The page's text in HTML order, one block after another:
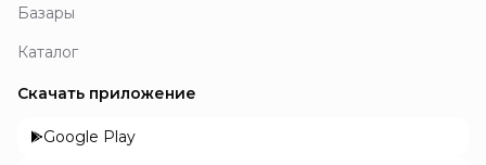
Базары
Каталог
Скачать приложение
Google Play